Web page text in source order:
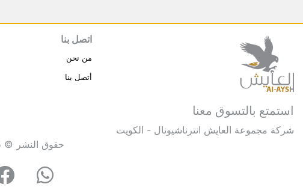
استمتع بالتسوق معنا
شركة مجموعة العايش انترناشيونال - الكويت
اتصل بنا
من نحن
أتصل بنا
حقوق النشر © 2025 مجموعة العايش انترناشيونال . كل الحقوق محفوظة.